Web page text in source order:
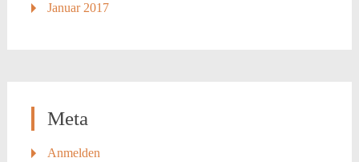
Januar 2017
Meta
Anmelden